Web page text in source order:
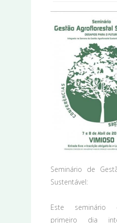
Seminário de
Sustentável:
Este seminário
primeiro dia